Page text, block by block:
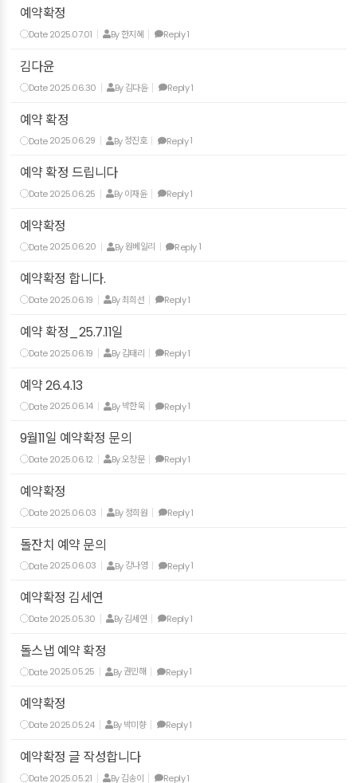
예약확정
Date 2025.07.01 By한지혜 Reply1
김다윤
Date 2025.06.30 By김다윤 Reply1
예약 확정
Date 2025.06.29 By정진호 Reply1
예약 확정 드립니다
Date 2025.06.25 By이재윤 Reply1
예약확정
Date 2025.06.20 By원베일리 Reply1
예약확정 합니다.
Date 2025.06.19 By최희선 Reply1
예약 확정_25.7.11일
Date 2025.06.19 By김태리 Reply1
예약 26.4.13
Date 2025.06.14 By박한욱 Reply1
9월11일 예약확정 문의
Date 2025.06.12 By오창문 Reply1
예약확정
Date 2025.06.03 By정희원 Reply1
돌잔치 예약 문의
Date 2025.06.03 By강나영 Reply1
예약확정 김세연
Date 2025.05.30 By김세연 Reply1
돌스냅 예약 확정
Date 2025.05.25 By권민해 Reply1
예약확정
Date 2025.05.24 By박미향 Reply1
예약확정 글 작성합니다
Date 2025.05.21 By김송이 Reply1